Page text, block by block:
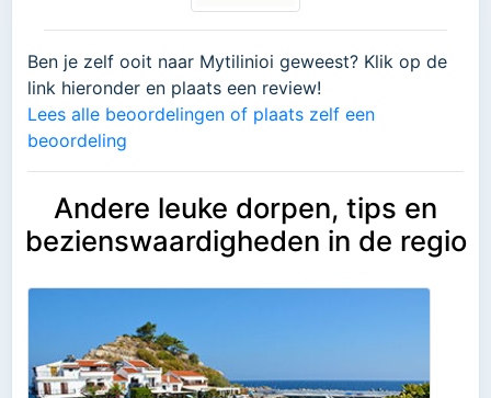
Ben je zelf ooit naar Mytilinioi geweest? Klik op de
link hieronder en plaats een review!
Lees alle beoordelingen of plaats zelf een
beoordeling
Andere leuke dorpen, tips en
bezienswaardigheden in de regio